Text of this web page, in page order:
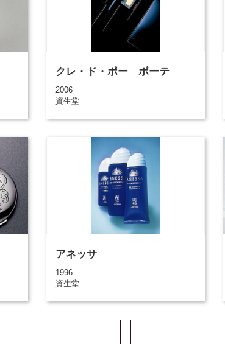
クレ・ド・ポー ボーテ
2006
資生堂
アネッサ
1996
資生堂